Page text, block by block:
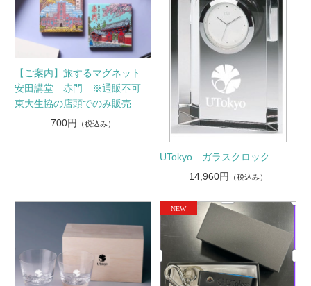
【ご案内】旅するマグネット
安田講堂 赤門 ※通販不可
東大生協の店頭でのみ販売
700円
（税込み）
UTokyo ガラスクロック
14,960円
（税込み）